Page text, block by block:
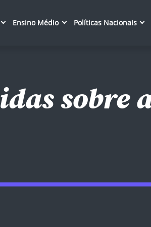
Ensino Médio Políticas Nacionais
sobre